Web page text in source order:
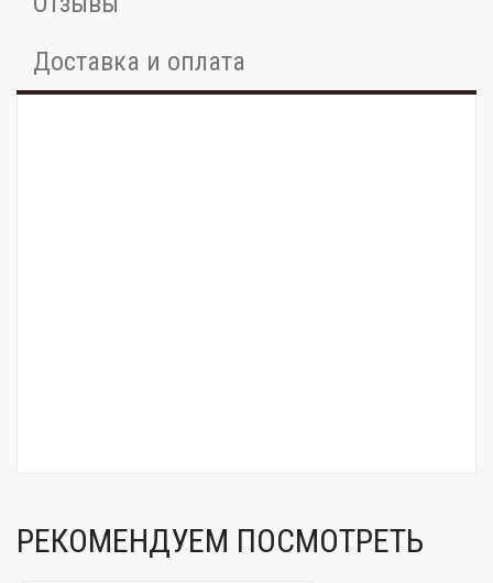
Доставка и оплата
РЕКОМЕНДУЕМ ПОСМОТРЕТЬ